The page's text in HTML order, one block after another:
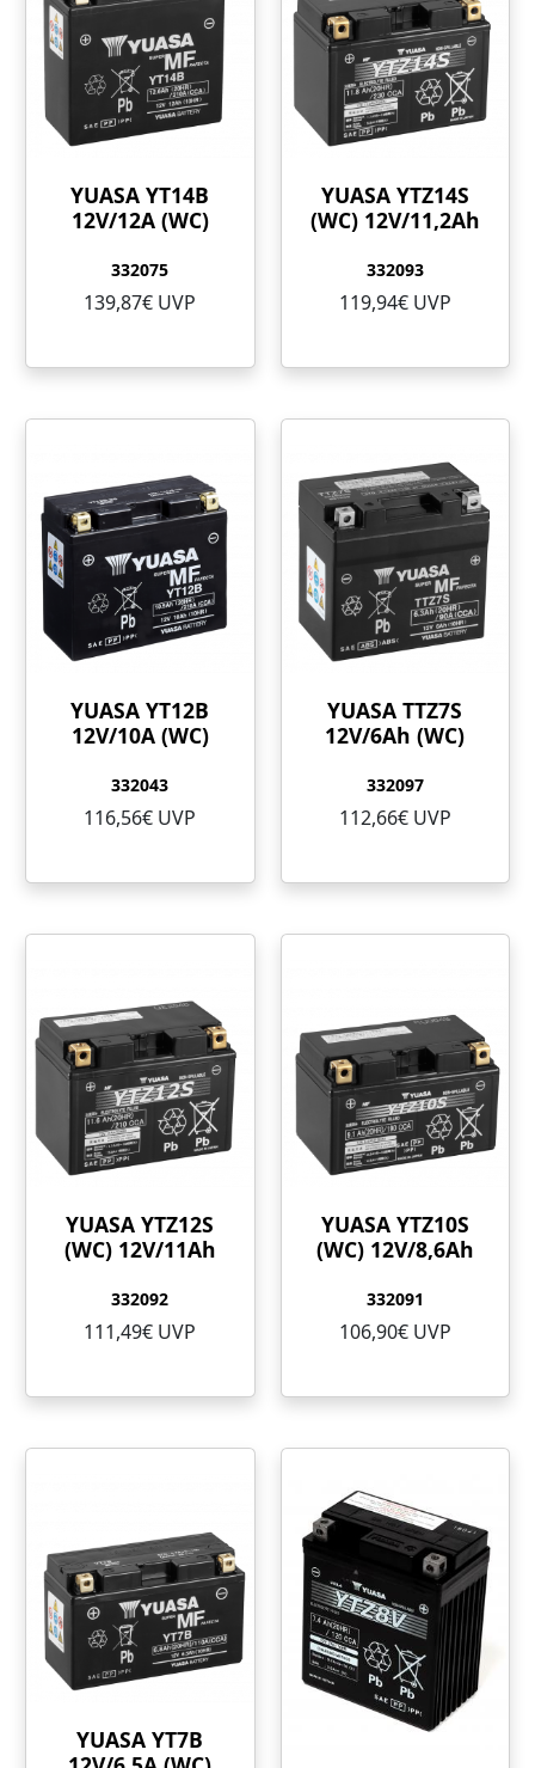
YUASA YT14B
12V/12A (WC)
332075
139,87€ UVP
YUASA YTZ14S
(WC) 12V/11,2Ah
332093
119,94€ UVP
YUASA YT12B
12V/10A (WC)
332043
116,56€ UVP
YUASA TTZ7S
12V/6Ah (WC)
332097
112,66€ UVP
YUASA YTZ12S
(WC) 12V/11Ah
332092
111,49€ UVP
YUASA YTZ10S
(WC) 12V/8,6Ah
332091
106,90€ UVP
YUASA YT7B